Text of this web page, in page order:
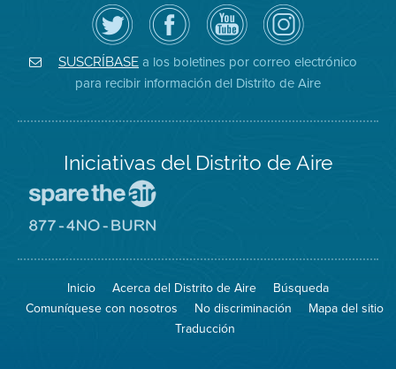
Siga
el
Distrito
de
Aire
en
Twitter
Visite
la
página
de
Facebook
del
Distrito
Canal
de
YouTube
del
Distrito
de
Aire
Air
District
on
Instagram
SUSCRÍBASE a los boletines por correo electrónico
para recibir información del Distrito de Aire
Iniciativas del Distrito de Aire
Spare
Air
el
aire)
sitio
8774
Burn
Inicio Acerca del Distrito de Aire
Búsqueda
Comuníquese con nosotros
No discriminación
Mapa del sitio
Traducción